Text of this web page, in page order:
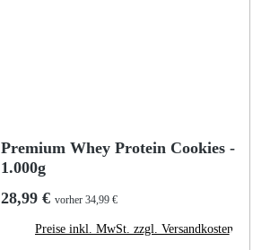
Premium Whey Protein Cookies -
1.000g
Regulärer Preis:
28,99 € vorher 34,99 €
Preise inkl. MwSt. zzgl. Versandkosten